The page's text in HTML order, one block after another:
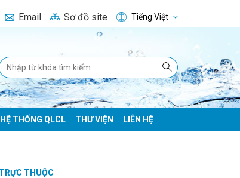
Email Sơ đồ site Tiếng Việt
HỆ THỐNG QLCL THƯ VIỆN LIÊN HỆ
THUỘC